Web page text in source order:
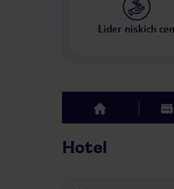
Lider niskich cen
top
Hotel